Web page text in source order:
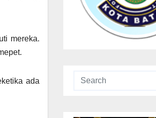
mereka.
ada